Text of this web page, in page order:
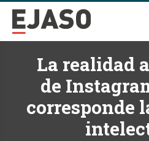
La realidad
de
corresponde